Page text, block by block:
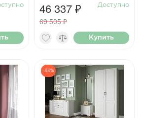
46 337 ₽
69 505 ₽
Доступно
Купить
-33%